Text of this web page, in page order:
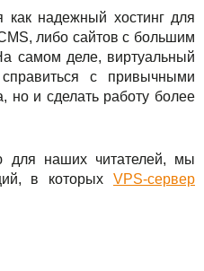
как надежный хостинг для
либо сайтов с большим
самом деле, виртуальный
с привычными
но и сделать работу более
для наших читателей, мы
в которых VPS-сервер